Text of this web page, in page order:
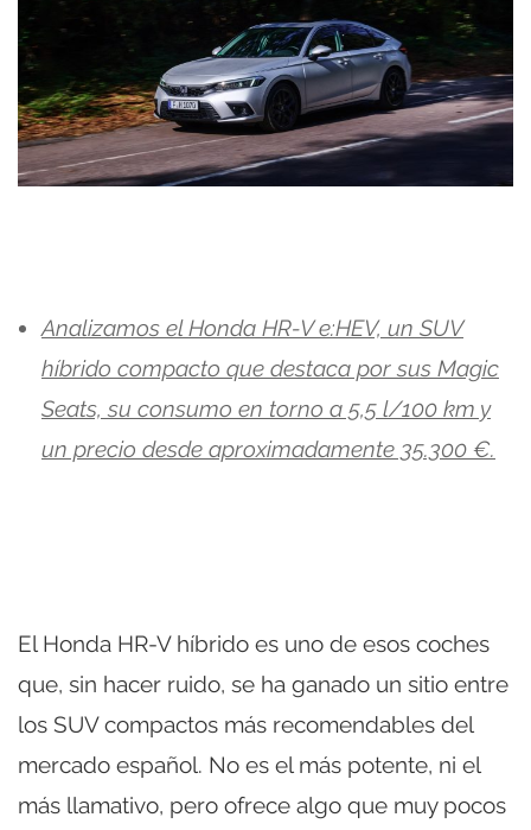
Analizamos el Honda HR-V e:HEV, un SUV
híbrido compacto que destaca por sus Magic
Seats, su consumo en torno a 5,5 l/100 km y
un precio desde aproximadamente 35.300 €.
El Honda HR-V híbrido es uno de esos coches
que, sin hacer ruido, se ha ganado un sitio entre
los SUV compactos más recomendables del
mercado español. No es el más potente, ni el
más llamativo, pero ofrece algo que muy pocos